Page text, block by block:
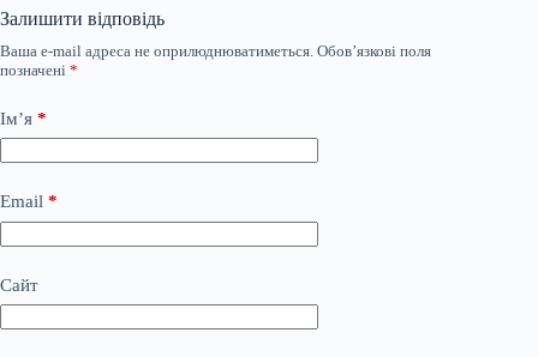
Залишити відповідь
Ваша e-mail адреса не оприлюднюватиметься. Обов’язкові поля
позначені *
Ім’я *
Email *
Сайт